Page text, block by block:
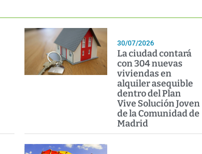
30/07/2026
La ciudad contará
con 304 nuevas
viviendas en
alquiler asequible
dentro del Plan
Vive Solución Joven
de la Comunidad de
Madrid